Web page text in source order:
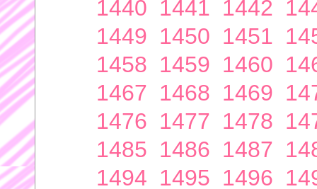
1440 1441 1442
1449 1450 1451
1458 1459 1460
1467 1468 1469
1476 1477 1478
1485 1486 1487
1494 1495 1496